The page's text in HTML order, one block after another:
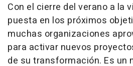
Con el cierre del verano a la
puesta en los próximos
muchas organizaciones
para activar nuevos
de su transformación. Es un